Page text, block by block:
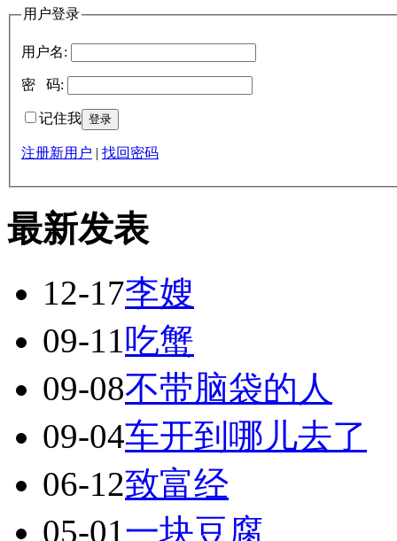
用户登录
用户名:
密 码:
记住我
注册新用户 | 找回密码
最新发表
12-17李嫂
09-11吃蟹
09-08不带脑袋的人
09-04车开到哪儿去了
06-12致富经
05-01一块豆腐